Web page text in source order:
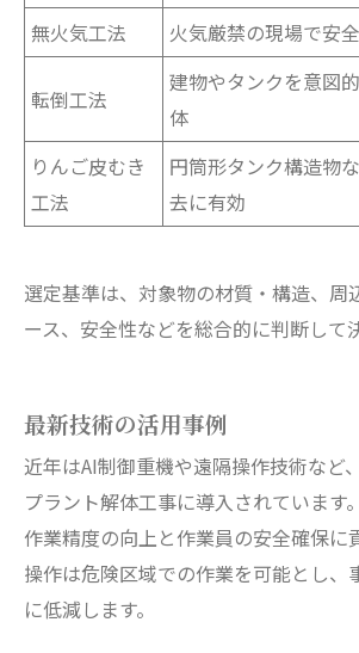
無火気工法
火気厳禁の現場で安
転倒工法
建物やタンクを意図
体
りんご皮むき
工法
円筒形タンク構造物
去に有効
選定基準は、対象物の材質・構造、周
ース、安全性などを総合的に判断して
最新技術の活用事例
近年はAI制御重機や遠隔操作技術など
プラント解体工事に導入されています
作業精度の向上と作業員の安全確保に
操作は危険区域での作業を可能とし、
に低減します。